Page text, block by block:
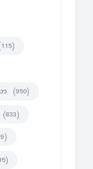
(950)
(833)